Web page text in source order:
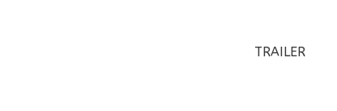
TRAILER